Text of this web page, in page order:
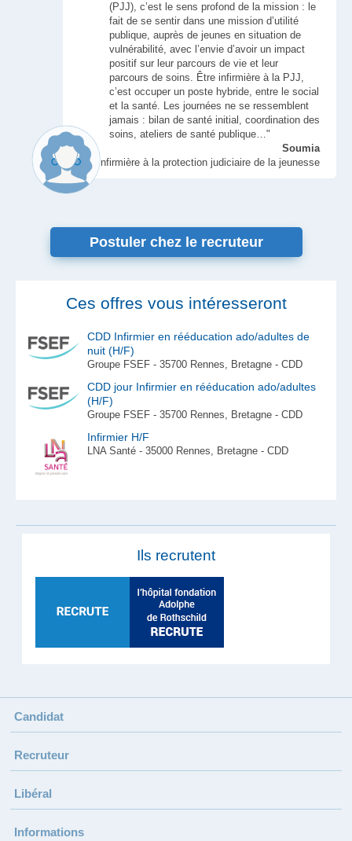
(PJJ), c’est le sens profond de la mission : le
fait de se sentir dans une mission d’utilité
publique, auprès de jeunes en situation de
vulnérabilité, avec l’envie d’avoir un impact
positif sur leur parcours de vie et leur
parcours de soins. Être infirmière à la PJJ,
c’est occuper un poste hybride, entre le social
et la santé. Les journées ne se ressemblent
jamais : bilan de santé initial, coordination des
soins, ateliers de santé publique…"
Soumia
Infirmière à la protection judiciaire de la jeunesse
Postuler chez le recruteur
Ces offres vous intéresseront
CDD Infirmier en rééducation ado/adultes de
nuit (H/F)
Groupe FSEF - 35700 Rennes, Bretagne - CDD
CDD jour Infirmier en rééducation ado/adultes
(H/F)
Groupe FSEF - 35700 Rennes, Bretagne - CDD
Infirmier H/F
LNA Santé - 35000 Rennes, Bretagne - CDD
Ils recrutent
Candidat
Recruteur
Libéral
Informations